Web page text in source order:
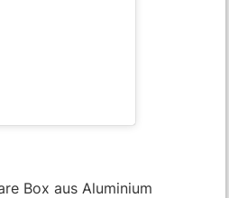
Box aus Aluminium